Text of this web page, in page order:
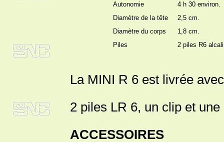
Autonomie
4 h 30 environ.
Diamètre de la tête
2,5 cm.
Diamètre du corps
1,8 cm.
Piles
2 piles R6
La MINI R 6 est livrée
2 piles LR 6, un clip et
ACCESSOIRES